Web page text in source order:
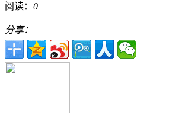
阅读： 0
分享：